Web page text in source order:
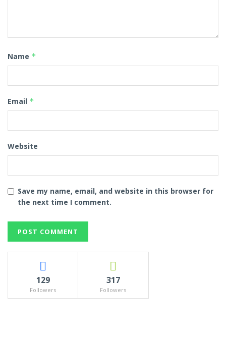
Name *
Email *
Website
Save my name, email, and website in this browser for
the next time I comment.
129
Followers
317
Followers